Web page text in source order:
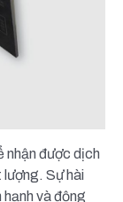
nhận được dịch
lượng. Sự hài
hạnh và động